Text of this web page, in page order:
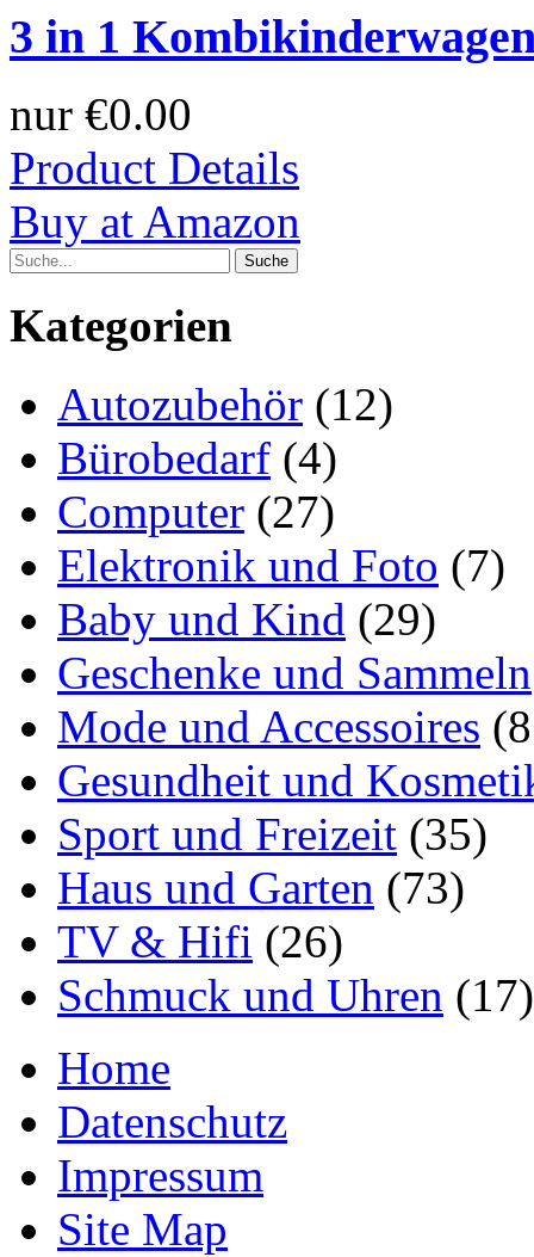
3 in 1
nur €0.00
Product Details
Buy at Amazon
Kategorien
Autozubehör (12)
Bürobedarf (4)
Computer (27)
Elektronik und Foto (7)
Baby und Kind (29)
Geschenke und Sammeln
Mode und Accessoires
Gesundheit und
Sport und Freizeit (35)
Haus und Garten (73)
TV & Hifi (26)
Schmuck und Uhren (17)
Home
Datenschutz
Impressum
Site Map